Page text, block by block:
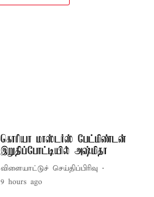
கொரியா மாஸ்டர்ஸ் பேட்மிண்டன்
இறுதிப்போட்டியில் அஷ்மிதா
விளையாட்டுச் செய்திப்பிரிவு
9 hours ago